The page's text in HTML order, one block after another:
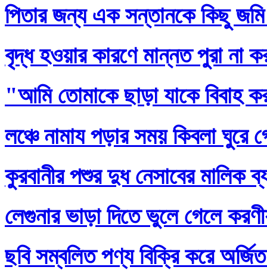
পিতার জন্য এক সন্তানকে কিছু জমি
বৃদ্ধ হওয়ার কারণে মান্নত পুরা না
"আমি তোমাকে ছাড়া যাকে
লঞ্চে নামায পড়ার সময় কিবলা ঘুরে
কুরবানীর পশুর দুধ নেসাবের মালিক
লেগুনার ভাড়া দিতে ভুলে গেলে
ছবি সম্বলিত পণ্য বিক্রি করে